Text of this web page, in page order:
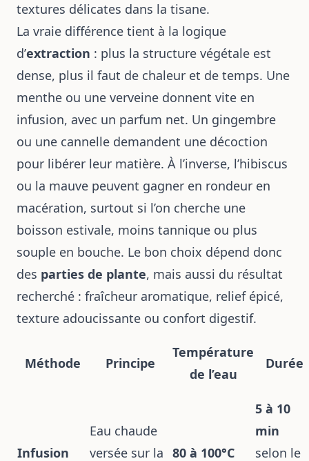
textures délicates dans la tisane.
La vraie différence tient à la logique
d’extraction : plus la structure végétale est
dense, plus il faut de chaleur et de temps. Une
menthe ou une verveine donnent vite en
infusion, avec un parfum net. Un gingembre
ou une cannelle demandent une décoction
pour libérer leur matière. À l’inverse, l’hibiscus
ou la mauve peuvent gagner en rondeur en
macération, surtout si l’on cherche une
boisson estivale, moins tannique ou plus
souple en bouche. Le bon choix dépend donc
des parties de plante, mais aussi du résultat
recherché : fraîcheur aromatique, relief épicé,
texture adoucissante ou confort digestif.
Méthode Principe
Température
de l’eau
Durée
Infusion
Eau chaude
versée sur la 80 à 100°C
5 à 10
min
selon le